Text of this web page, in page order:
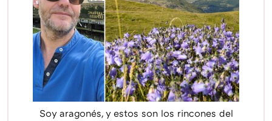
Soy aragonés, y estos son los rincones del